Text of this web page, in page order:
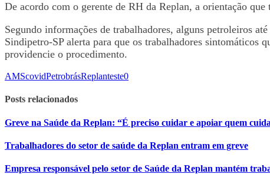
De acordo com o gerente de RH da Replan, a orientação
Segundo informações de trabalhadores, alguns petroleiros
Sindipetro-SP alerta para que os trabalhadores sintomáticos
providencie o procedimento.
AMScovidPetrobrásReplanteste0
Posts relacionados
Greve na Saúde da Replan: “É preciso cuidar e apoiar quem
Trabalhadores do setor de saúde da Replan entram em greve
Empresa responsável pelo setor de Saúde da Replan mantém